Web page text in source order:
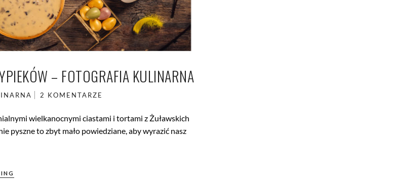
– FOTOGRAFIA KULINARNA
2 KOMENTARZE
wielkanocnymi ciastami i tortami z Żuławskich
pyszne to zbyt mało powiedziane, aby wyrazić nasz